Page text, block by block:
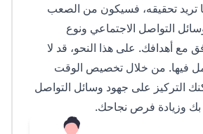
تريد تحقيقه، فسيكون من الصعب
التواصل الاجتماعي ونوع
مع أهدافك. على هذا النحو، قد لا
فيها. من خلال تخصيص الوقت
التركيز على جهود وسائل التواصل
بك وزيادة فرص نجاحك.